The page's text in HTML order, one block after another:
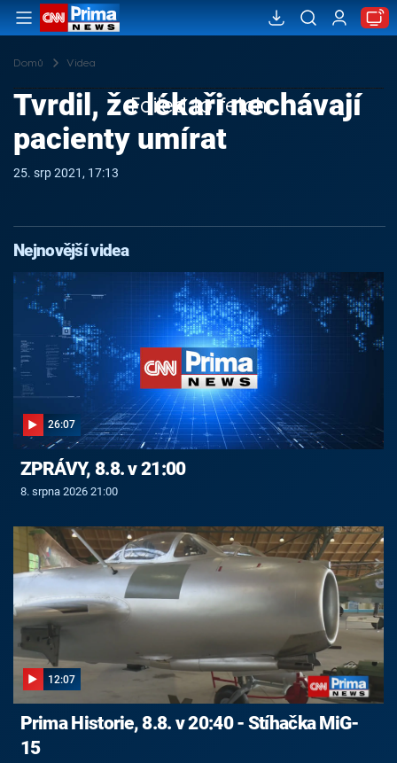
Domů Videa
Failed to fetch
Tvrdil, že lékaři nechávají
pacienty umírat
25. srp 2021, 17:13
Nejnovější videa
26:07
ZPRÁVY, 8.8. v 21:00
8. srpna 2026 21:00
12:07
Prima Historie, 8.8. v 20:40 - Stíhačka MiG-
15